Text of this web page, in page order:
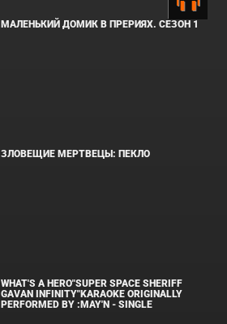
МАЛЕНЬКИЙ ДОМИК В ПРЕРИЯХ. СЕЗОН 1
ЗЛОВЕЩИЕ МЕРТВЕЦЫ: ПЕКЛО
WHAT'S A HERO"SUPER SPACE SHERIFF
GAVAN INFINITY"KARAOKE ORIGINALLY
PERFORMED BY :MAY'N - SINGLE